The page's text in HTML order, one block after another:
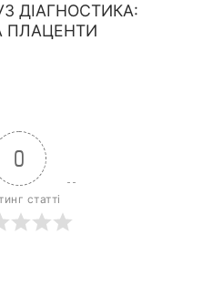
ДІАГНОСТИКА:
ПЛАЦЕНТИ
0
статті